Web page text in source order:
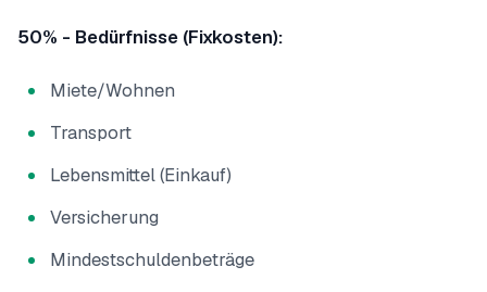
50% - Bedürfnisse (Fixkosten):
Miete/Wohnen
Transport
Lebensmittel (Einkauf)
Versicherung
Mindestschuldenbeträge